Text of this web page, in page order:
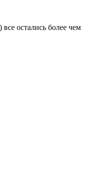
остались более чем